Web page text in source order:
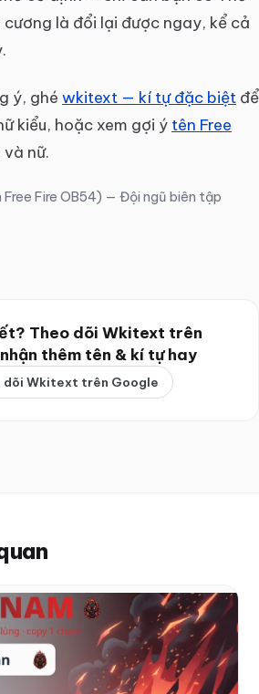
là đổi lại được ngay, kể cả
ý, ghé wkitext — kí tự đặc biệt để
kiểu, hoặc xem gợi ý tên Free
nữ.
Fire OB54) — Đội ngũ biên tập
Theo dõi Wkitext trên
thêm tên & kí tự hay
dõi Wkitext trên Google